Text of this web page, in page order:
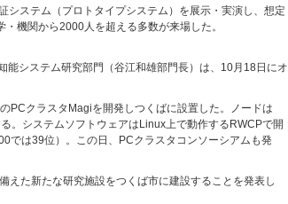
ステム（プロトタイプシステム）を展示・実演し、想定
機関から2000人を超える多数が来場した。
システム研究部門（谷江和雄部門長）は、10月18日にオ
PCクラスタMagiを開発しつくばに設置した。ノードは
。システムソフトウェアはLinux上で動作するRWCPで開
では39位）。この日、PCクラスタコンソーシアムも発
た新たな研究施設をつくば市に建設することを発表し